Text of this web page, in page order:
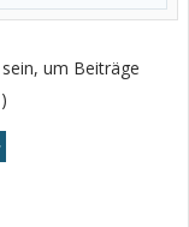
um Beiträge